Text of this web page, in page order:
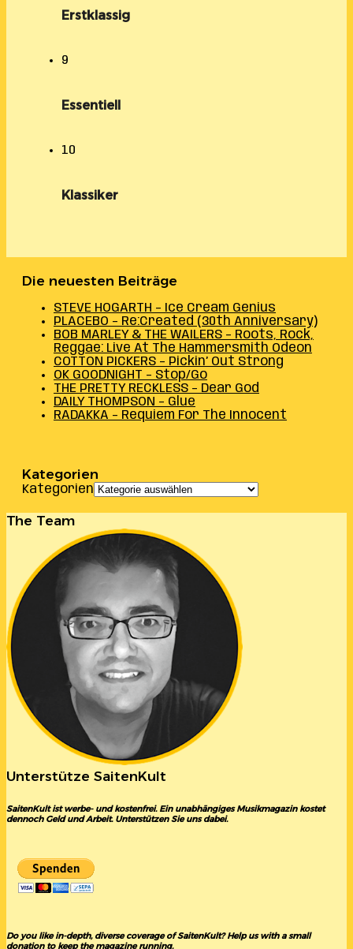
Erstklassig
9
Essentiell
10
Klassiker
Die neuesten Beiträge
STEVE HOGARTH – Ice Cream Genius
PLACEBO – Re:Created (30th Anniversary)
BOB MARLEY & THE WAILERS – Roots, Rock,
Reggae: Live At The Hammersmith Odeon
COTTON PICKERS – Pickin’ Out Strong
OK GOODNIGHT – Stop/Go
THE PRETTY RECKLESS – Dear God
DAILY THOMPSON – Glue
RADAKKA – Requiem For The Innocent
Kategorien
Kategorien
The Team
Unterstütze SaitenKult
SaitenKult ist werbe- und kostenfrei. Ein unabhängiges Musikmagazin kostet
dennoch Geld und Arbeit. Unterstützen Sie uns dabei.
Do you like in-depth, diverse coverage of SaitenKult? Help us with a small
donation to keep the magazine running.